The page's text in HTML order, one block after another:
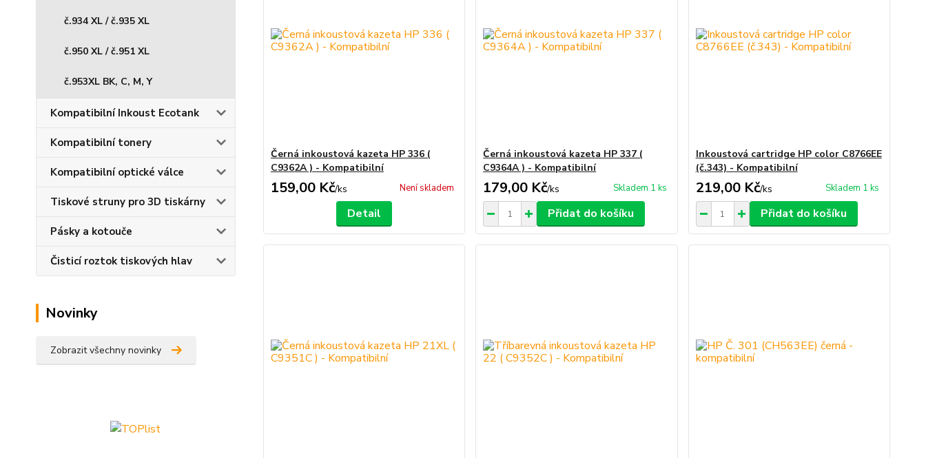
č.934 XL / č.935 XL
č.950 XL / č.951 XL
č.953XL BK, C, M, Y
Kompatibilní Inkoust Ecotank
Kompatibilní tonery
Kompatibilní optické válce
Tiskové struny pro 3D tiskárny
Pásky a kotouče
Čisticí roztok tiskových hlav
Novinky
Zobrazit všechny novinky
Černá inkoustová kazeta HP 336 (
C9362A ) - Kompatibilní
159,00 Kč/ks Není skladem
Detail
Černá inkoustová kazeta HP 337 (
C9364A ) - Kompatibilní
179,00 Kč/ks Skladem 1 ks
Přidat do košíku
Inkoustová cartridge HP color C8766EE
(č.343) - Kompatibilní
219,00 Kč/ks Skladem 1 ks
Přidat do košíku